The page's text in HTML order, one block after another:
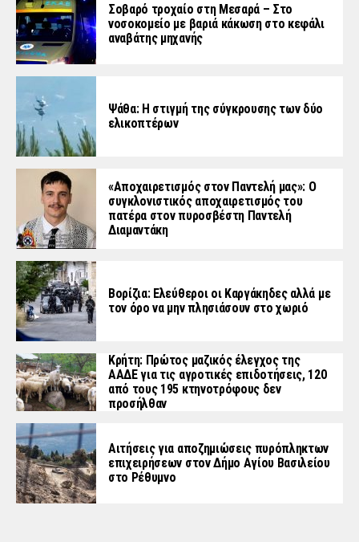
Σοβαρό τροχαίο στη Μεσαρά – Στο
νοσοκομείο με βαριά κάκωση στο κεφάλι
αναβάτης μηχανής
Ψάθα: Η στιγμή της σύγκρουσης των δύο
ελικοπτέρων
«Aποχαιρετισμός στον Παντελή μας»: Ο
συγκλονιστικός αποχαιρετισμός του
πατέρα στον πυροσβέστη Παντελή
Διαμαντάκη
Βορίζια: Ελεύθεροι οι Καργάκηδες αλλά με
τον όρο να μην πλησιάσουν στο χωριό
Κρήτη: Πρώτος μαζικός έλεγχος της
ΑΑΔΕ για τις αγροτικές επιδοτήσεις, 120
από τους 195 κτηνοτρόφους δεν
προσήλθαν
Αιτήσεις για αποζημιώσεις πυρόπληκτων
επιχειρήσεων στον Δήμο Αγίου Βασιλείου
στο Ρέθυμνο